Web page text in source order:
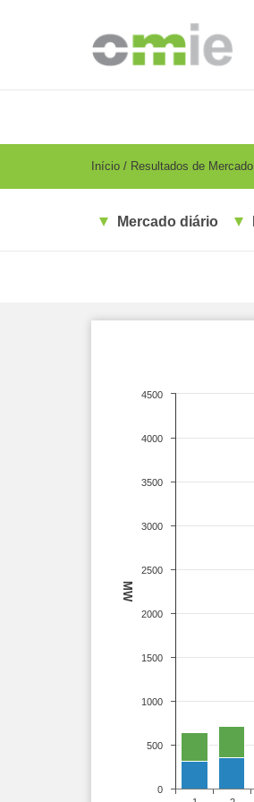
PT
Breadcrumb
Início Resultados de Mercado
Mercado diário
MW
0
500
1000
1500
2000
2500
3000
3500
4000
4500